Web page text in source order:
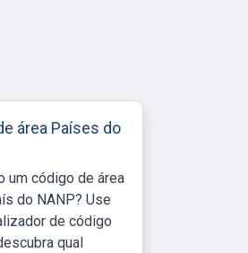
área Países do
um código de área
do NANP? Use
de código
qual